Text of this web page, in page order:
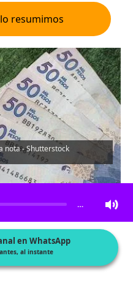
resumimos
nota - Shutterstock
…
en WhatsApp
al instante